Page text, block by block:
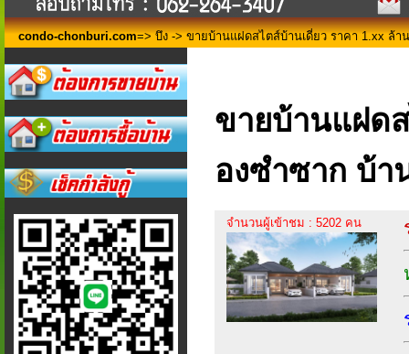
condo-chonburi.com=> บึง -> ขายบ้านแฝดสไตส์บ้านเดี่ยว ราคา 1.xx ล้
ขายบ้านแฝด
องซำซาก บ้า
จำนวนผู้เข้าชม : 5202 คน